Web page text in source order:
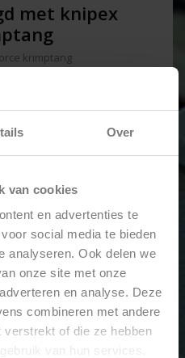
Over
van cookies
en advertenties te
social media te bieden
analyseren. Ook delen we
onze site met onze
en analyse. Deze
combineren met andere
verstrekt of die ze hebben
van hun services.
met knipex
krimptang
€0 Max: €150